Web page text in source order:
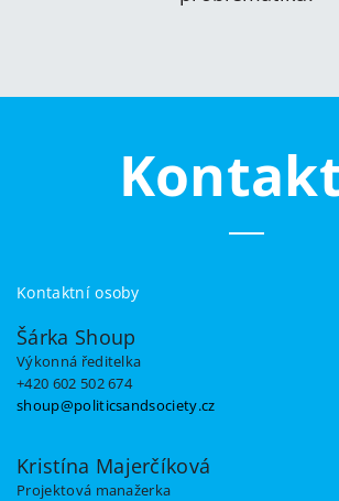
Kontaktní osoby
Šárka Shoup
Výkonná ředitelka
+420 602 502 674
shoup@politicsandsociety.cz
Kristína Majerčíková
Projektová manažerka